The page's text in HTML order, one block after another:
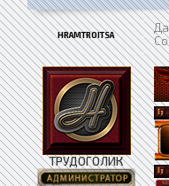
HRAMTROITSA
ТРУДОГОЛИК